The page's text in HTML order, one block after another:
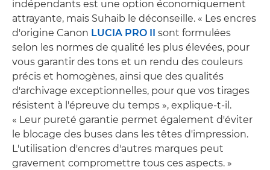
indépendants est une option économiquement
attrayante, mais Suhaib le déconseille. « Les encres
d'origine Canon LUCIA PRO II
sont formulées
selon les normes de qualité les plus élevées, pour
vous garantir des tons et un rendu des couleurs
précis et homogènes, ainsi que des qualités
d'archivage exceptionnelles, pour que vos tirages
résistent à l'épreuve du temps », explique-t-il.
« Leur pureté garantie permet également d'éviter
le blocage des buses dans les têtes d'impression.
L'utilisation d'encres d'autres marques peut
gravement compromettre tous ces aspects. »